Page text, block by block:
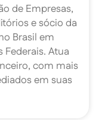
de Empresas,
e sócio da
Brasil em
Federais. Atua
com mais
em suas